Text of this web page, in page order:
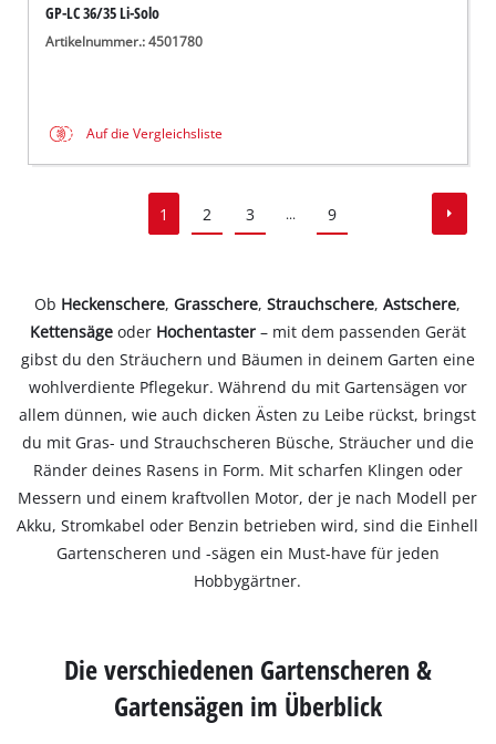
GP-LC 36/35 Li-Solo
Artikelnummer.: 4501780
Auf die Vergleichsliste
1 2 3 ... 9
Ob Heckenschere,Grasschere,Strauchschere,Astschere,
Kettensägeoder Hochentaster – mit dem passenden Gerät
gibst du den Sträuchern und Bäumen in deinem Garten eine
wohlverdiente Pflegekur. Während du mit Gartensägen vor
allem dünnen, wie auch dicken Ästen zu Leibe rückst, bringst
du mit Gras- und Strauchscheren Büsche, Sträucher und die
Ränder deines Rasens in Form. Mit scharfen Klingen oder
Messern und einem kraftvollen Motor, der je nach Modell per
Akku, Stromkabel oder Benzin betrieben wird, sind die Einhell
Gartenscheren und -sägen ein Must-have für jeden
Hobbygärtner.
Die verschiedenen Gartenscheren &
Gartensägen im Überblick